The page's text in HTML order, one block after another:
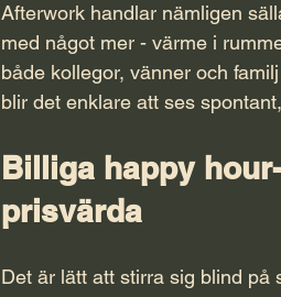
Afterwork handlar nämligen
med något mer - värme i
både kollegor, vänner och
blir det enklare att ses
Billiga happy
prisvärda
Det är lätt att stirra sig blind på